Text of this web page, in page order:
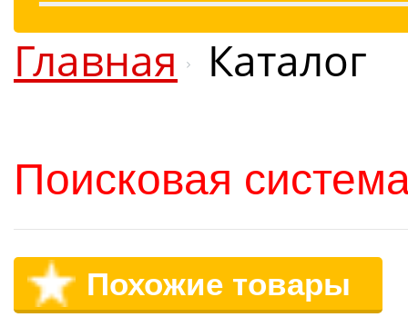
Главная Каталог
Поисковая
Похожие товары